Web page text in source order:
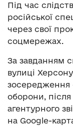
Під час
російської
через свої
соцмережах.
За завданням
вулиці
зосередження
оборони,
агентурного
на Google-